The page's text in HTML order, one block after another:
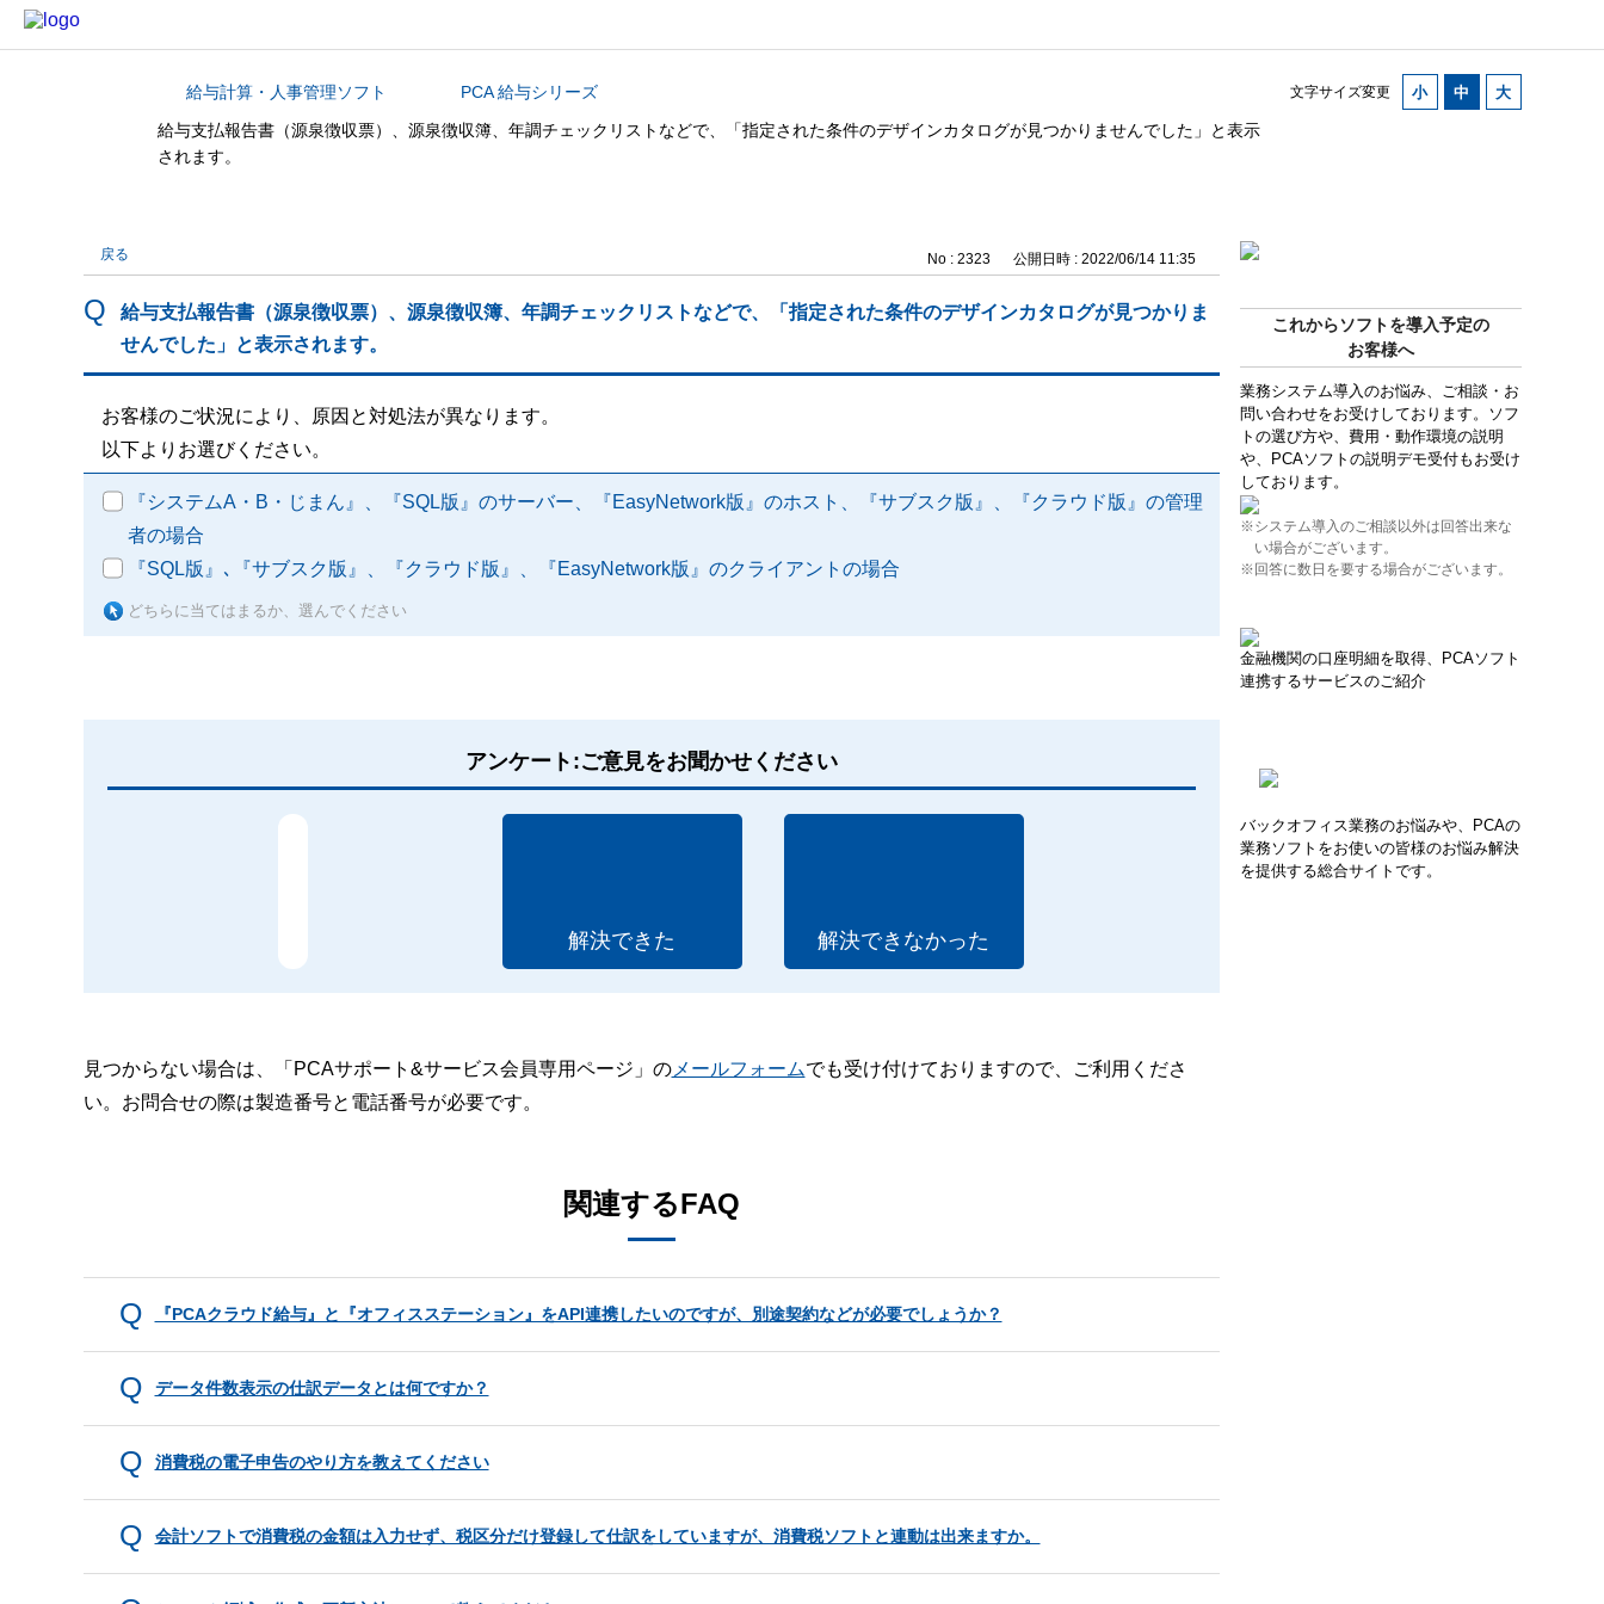
文字サイズ変更
カテゴリから探す給与計算・人事管理ソフト
PCA 給与シリーズ
給与支払報告書（源泉徴収票）、源泉徴収簿、年調チェックリストなどで、「指定された条件のデザインカタログが見つかりませんでした」と表示
されます。
これからソフトを導入予定の
お客様へ
業務システム導入のお悩み、ご相談・お
問い合わせをお受けしております。ソフ
トの選び方や、費用・動作環境の説明
や、PCAソフトの説明デモ受付もお受け
しております。
※システム導入のご相談以外は回答出来な
い場合がございます。
※回答に数日を要する場合がございます。
金融機関の口座明細を取得、PCAソフト
連携するサービスのご紹介
バックオフィス業務のお悩みや、PCAの
業務ソフトをお使いの皆様のお悩み解決
を提供する総合サイトです。
戻る No : 2323 公開日時 : 2022/06/14 11:35
給与支払報告書（源泉徴収票）、源泉徴収簿、年調チェックリストなどで、「指定された条件のデザインカタログが見つかりま
せんでした」と表示されます。
お客様のご状況により、原因と対処法が異なります。
以下よりお選びください。
『システムA・B・じまん』、『SQL版』のサーバー、『EasyNetwork版』のホスト、『サブスク版』、『クラウド版』の管理
者の場合
『SQL版』､『サブスク版』、『クラウド版』、『EasyNetwork版』のクライアントの場合
どちらに当てはまるか、選んでください
アンケート:ご意見をお聞かせください
解決できた 解決できなかった
見つからない場合は、「PCAサポート&サービス会員専用ページ」のメールフォームでも受け付けておりますので、ご利用くださ
い。お問合せの際は製造番号と電話番号が必要です。
関連するFAQ
『PCAクラウド給与』と『オフィスステーション』をAPI連携したいのですが、別途契約などが必要でしょうか？
データ件数表示の仕訳データとは何ですか？
消費税の電子申告のやり方を教えてください
会計ソフトで消費税の金額は入力せず、税区分だけ登録して仕訳をしていますが、消費税ソフトと連動は出来ますか。